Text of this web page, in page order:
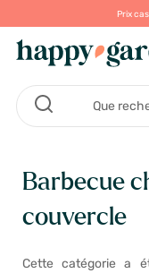
Prix
Barbecue
couvercle
Cette catégorie a